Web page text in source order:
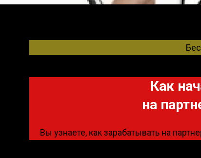
Как
на
Вы узнаете, как зарабатывать на